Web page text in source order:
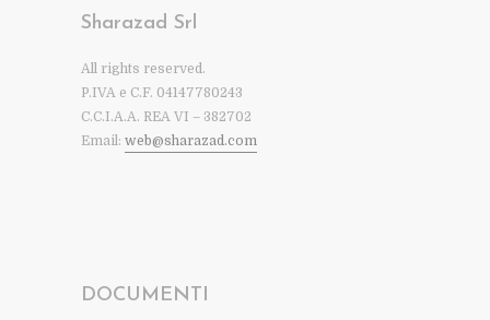
Sharazad Srl
All rights reserved.
P.IVA e C.F. 04147780243
C.C.I.A.A. REA VI – 382702
Email: web@sharazad.com
DOCUMENTI